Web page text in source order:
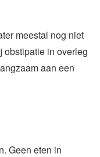
meestal nog niet
obstipatie in overleg
aan een
Geen eten in